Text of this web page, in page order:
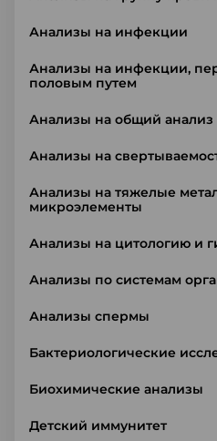
Анализы на инфекции
Анализы на инфекции,
половым путем
Анализы на общий анализ
Анализы на
Анализы на тяжелые
микроэлементы
Анализы на цитологию и
Анализы по системам
Анализы спермы
Бактериологические
Биохимические анализы
Детский иммунитет